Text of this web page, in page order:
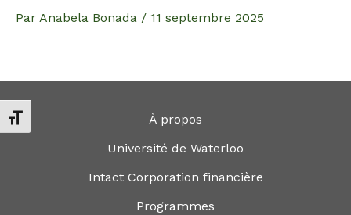
Changer la taille de la police
Par Anabela Bonada / 11 septembre 2025
À propos
Université de Waterloo
Intact Corporation financière
Programmes